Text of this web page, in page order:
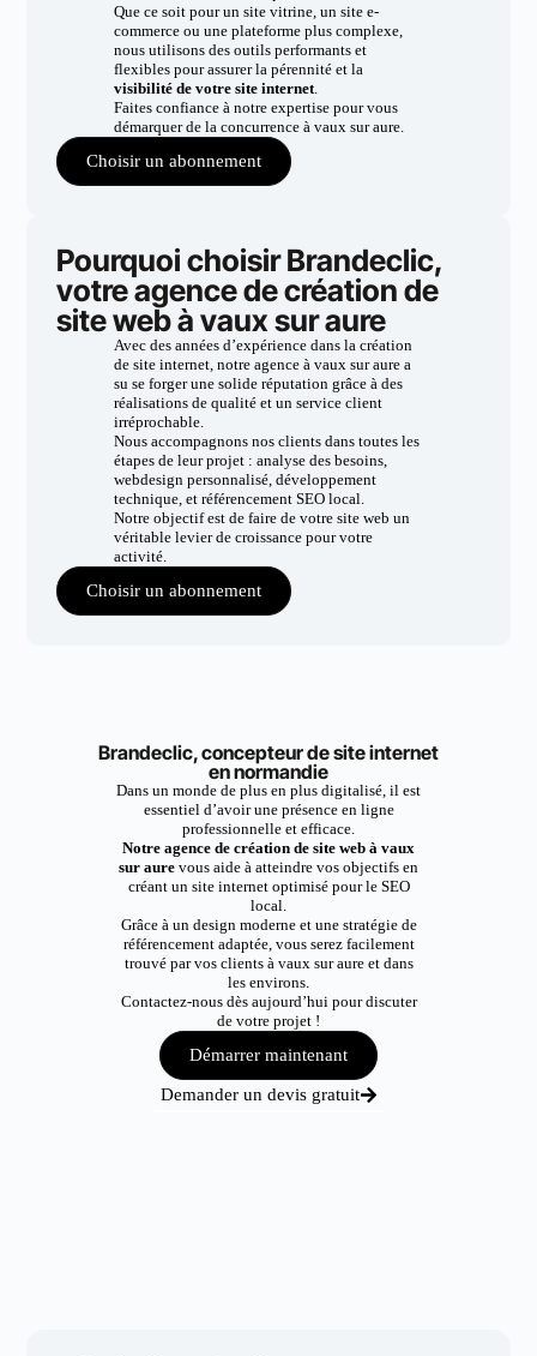
Que ce soit pour un site vitrine, un site e-
commerce ou une plateforme plus complexe,
nous utilisons des outils performants et
flexibles pour assurer la pérennité et la
visibilité de votre site internet.
Faites confiance à notre expertise pour vous
démarquer de la concurrence à vaux sur aure.
Choisir un abonnement
Pourquoi choisir Brandeclic,
votre agence de création de
site web à vaux sur aure
Avec des années d’expérience dans la création
de site internet, notre agence à vaux sur aure a
su se forger une solide réputation grâce à des
réalisations de qualité et un service client
irréprochable.
Nous accompagnons nos clients dans toutes les
étapes de leur projet : analyse des besoins,
webdesign personnalisé, développement
technique, et référencement SEO local.
Notre objectif est de faire de votre site web un
véritable levier de croissance pour votre
activité.
Choisir un abonnement
Brandeclic, concepteur de site internet
en normandie
Dans un monde de plus en plus digitalisé, il est
essentiel d’avoir une présence en ligne
professionnelle et efficace.
Notre agence de création de site web à vaux
sur aure vous aide à atteindre vos objectifs en
créant un site internet optimisé pour le SEO
local.
Grâce à un design moderne et une stratégie de
référencement adaptée, vous serez facilement
trouvé par vos clients à vaux sur aure et dans
les environs.
Contactez-nous dès aujourd’hui pour discuter
de votre projet !
Démarrer maintenant
Demander un devis gratuit